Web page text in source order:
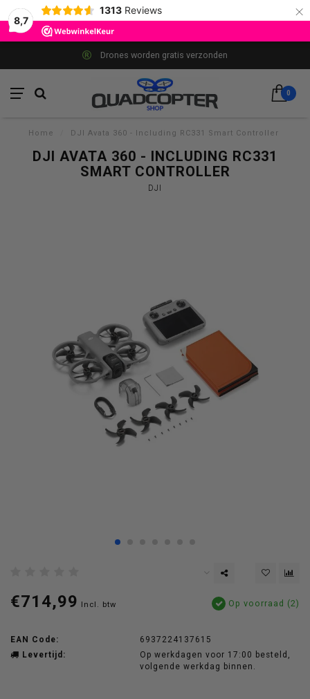
8,7
1313 Reviews ×
Drones worden gratis verzonden
0
Home DJI Avata 360 - Including RC331 Smart Controller
DJI AVATA 360 - INCLUDING RC331
SMART CONTROLLER
DJI
€714,99 Incl. btw Op voorraad (2)
EAN Code:
6937224137615
Levertijd:
Op werkdagen voor 17:00 besteld,
volgende werkdag binnen.